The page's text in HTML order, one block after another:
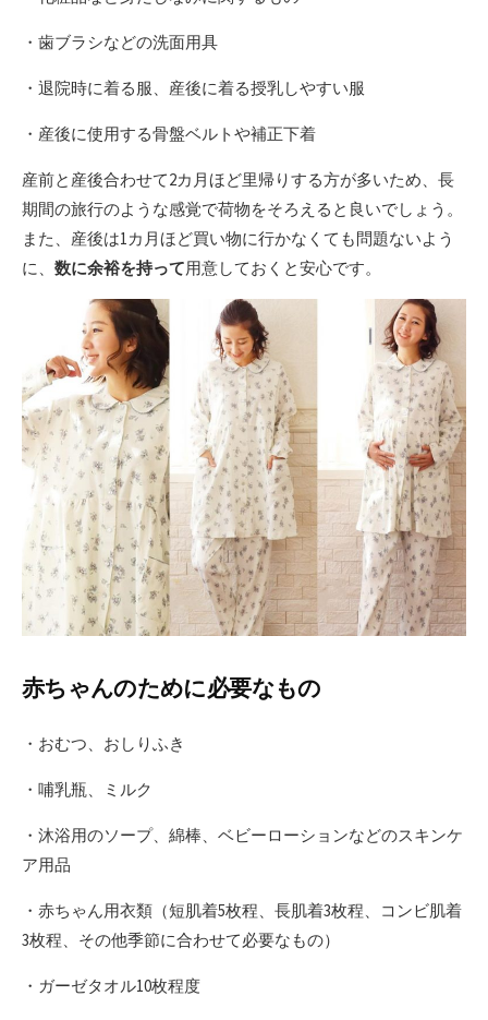
・歯ブラシなどの洗面用具
・退院時に着る服、産後に着る授乳しやすい服
・産後に使用する骨盤ベルトや補正下着
産前と産後合わせて2カ月ほど里帰りする方が多いため、長
期間の旅行のような感覚で荷物をそろえると良いでしょう。
また、産後は1カ月ほど買い物に行かなくても問題ないよう
に、 数に余裕を持って用意しておくと安心です。
赤ちゃんのために必要なもの
・おむつ、おしりふき
・哺乳瓶、ミルク
・沐浴用のソープ、綿棒、ベビーローションなどのスキンケ
ア用品
・赤ちゃん用衣類（短肌着5枚程、長肌着3枚程、コンビ肌着
3枚程、その他季節に合わせて必要なもの）
・ガーゼタオル10枚程度